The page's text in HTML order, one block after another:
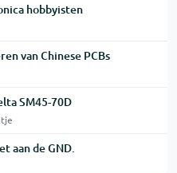
hobbyisten
van Chinese PCBs
SM45-70D
aan de GND.